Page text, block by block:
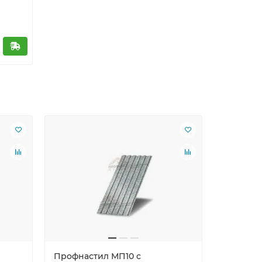
Профнастил МП10 с